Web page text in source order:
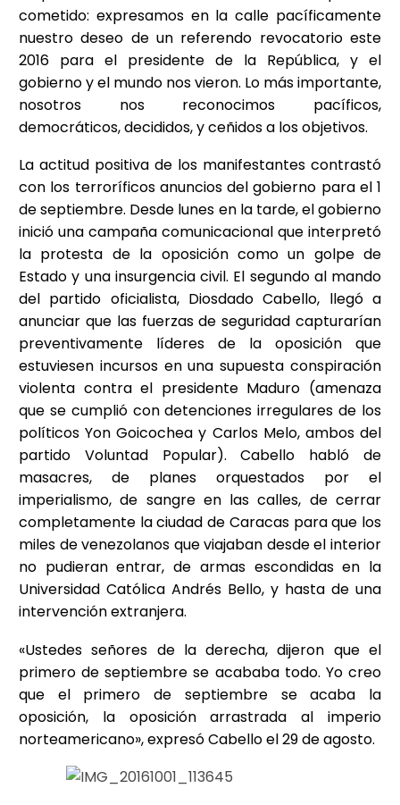
cometido: expresamos en la calle pacíficamente
nuestro deseo de un referendo revocatorio este
2016 para el presidente de la República, y el
gobierno y el mundo nos vieron. Lo más importante,
nosotros nos reconocimos pacíficos,
democráticos, decididos, y ceñidos a los objetivos.
La actitud positiva de los manifestantes contrastó
con los terroríficos anuncios del gobierno para el 1
de septiembre. Desde lunes en la tarde, el gobierno
inició una campaña comunicacional que interpretó
la protesta de la oposición como un golpe de
Estado y una insurgencia civil. El segundo al mando
del partido oficialista, Diosdado Cabello, llegó a
anunciar que las fuerzas de seguridad capturarían
preventivamente líderes de la oposición que
estuviesen incursos en una supuesta conspiración
violenta contra el presidente Maduro (amenaza
que se cumplió con detenciones irregulares de los
políticos Yon Goicochea y Carlos Melo, ambos del
partido Voluntad Popular). Cabello habló de
masacres, de planes orquestados por el
imperialismo, de sangre en las calles, de cerrar
completamente la ciudad de Caracas para que los
miles de venezolanos que viajaban desde el interior
no pudieran entrar, de armas escondidas en la
Universidad Católica Andrés Bello, y hasta de una
intervención extranjera.
«Ustedes señores de la derecha, dijeron que el
primero de septiembre se acababa todo. Yo creo
que el primero de septiembre se acaba la
oposición, la oposición arrastrada al imperio
norteamericano», expresó Cabello el 29 de agosto.